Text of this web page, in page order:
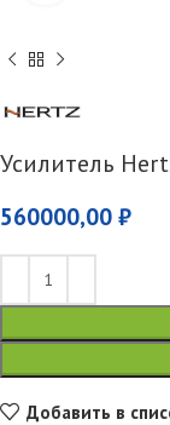
Усилитель
560000,00 ₽
Добавить в